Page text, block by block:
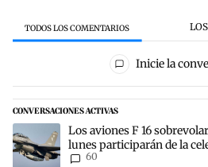
TODOS LOS COMENTARIOS
Todos los comentarios
Inicie la
CONVERSACIONES ACTIVAS
Este listado muestra los artículos
Un artículo de tendencia con el título
Los aviones F 16
lunes participarán de la
Aérea
60